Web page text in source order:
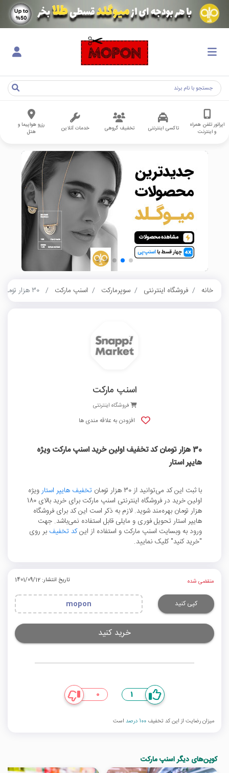
اپراتور تلفن همراه
و اینترنت
تاکسی اینترنتی تخفیف گروهی خدمات آنلاین
رزرو هواپیما و
هتل
خانه فروشگاه اینترنتی سوپرمارکت اسنپ مارکت
اسنپ مارکت
فروشگاه اینترنتی
افزودن به علاقه مندی ها
30 هزار تومان کد تخفیف اولین خرید اسنپ مارکت ویژه
هایپر استار
با ثبت این کد می‌توانید از 30 هزار تومان تخفیف هایپر استارویژه
اولین خرید در فروشگاه اینترنتی اسنپ مارکت برای خرید بالای 180
هزار تومان بهره‌مند شوید. لازم به ذکر است این کد برای فروشگاه
هایپر استار تحویل فوری و مایلی قابل استفاده نمی‌باشد. جهت
ورود به وبسایت اسنپ مارکت و استفاده از اینکد تخفیف بر روی
"خرید کنید" کلیک نمایید.
منقضی شده تاریخ انتشار: 1401/09/12
کپی کنید mopon
خرید کنید
1
0
میزان رضایت از این کد تخفیف 100 درصد است
کوپن‌های دیگر اسنپ مارکت